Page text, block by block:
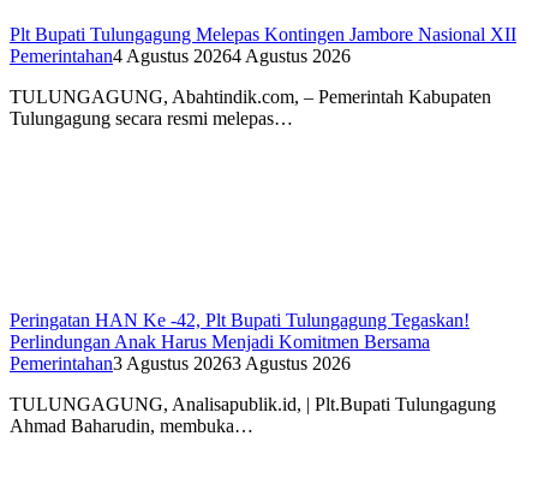
Plt Bupati Tulungagung Melepas Kontingen Jambore Nasional XII
Pemerintahan4 Agustus 20264 Agustus 2026
TULUNGAGUNG, Abahtindik.com, – Pemerintah Kabupaten
Tulungagung secara resmi melepas…
Peringatan HAN Ke -42, Plt Bupati Tulungagung Tegaskan!
Perlindungan Anak Harus Menjadi Komitmen Bersama
Pemerintahan3 Agustus 20263 Agustus 2026
TULUNGAGUNG, Analisapublik.id, | Plt.Bupati Tulungagung
Ahmad Baharudin, membuka…